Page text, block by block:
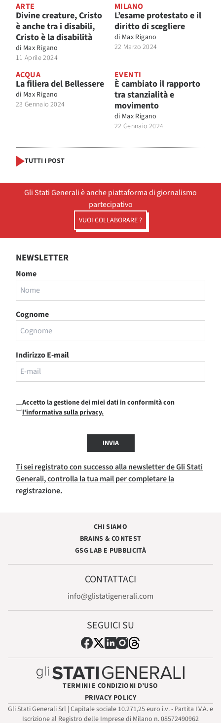
ARTE
Divine creature, Cristo
è anche tra i disabili,
Cristo è la disabilità
di Max Rigano
11 Aprile 2024
MILANO
L’esame protestato e il
diritto di scegliere
di Max Rigano
22 Marzo 2024
ACQUA
La filiera del Bellessere
di Max Rigano
23 Gennaio 2024
EVENTI
È cambiato il rapporto
tra stanzialità e
movimento
di Max Rigano
22 Gennaio 2024
TUTTI I POST
Gli Stati Generali è anche piattaforma di giornalismo
partecipativo
VUOI COLLABORARE ?
NEWSLETTER
Nome
Cognome
Indirizzo E-mail
Accetto la gestione dei miei dati in conformità con
l'informativa sulla privacy.
INVIA
Ti sei registrato con successo alla newsletter de Gli Stati
Generali, controlla la tua mail per completare la
registrazione.
CHI SIAMO
BRAINS & CONTEST
GSG LAB E PUBBLICITÀ
CONTATTACI
info@glistatigenerali.com
SEGUICI SU
TERMINI E CONDIZIONI D’USO
PRIVACY POLICY
Gli Stati Generali Srl | Capitale sociale 10.271,25 euro i.v. - Partita I.V.A. e
Iscrizione al Registro delle Imprese di Milano n. 08572490962